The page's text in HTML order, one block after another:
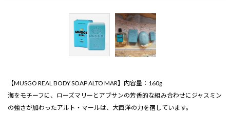
【MUSGO REAL BODY SOAP ALTO MAR】内容量：160g
海をモチーフに、ローズマリーとアブサンの芳香的な組み合わせにジャスミン
の強さが加わったアルト・マールは、大西洋の力を宿しています。